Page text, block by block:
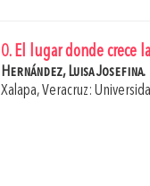
0. El lugar donde crece
Hernández, Luisa Josefina.
Xalapa, Veracruz: